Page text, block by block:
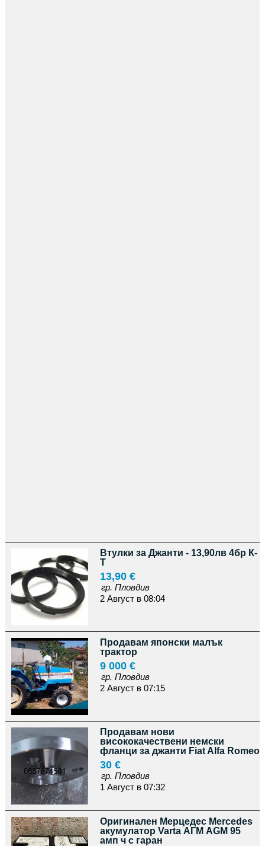
Втулки за Джанти - 13,90лв 4бр К-
Т
13,90 €
гр. Пловдив
2 Август в 08:04
Продавам японски малък
трактор
9 000 €
гр. Пловдив
2 Август в 07:15
Продавам нови
висококачествени немски
фланци за джанти Fiat Alfa Romeo
30 €
гр. Пловдив
1 Август в 07:32
Оригинален Мерцедес Mercedes
акумулатор Varta АГМ AGM 95
амп ч с гаран